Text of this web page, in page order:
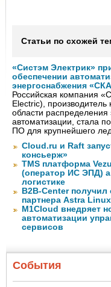
Статьи по схожей
«Систэм Электрик»
обеспечении
энергоснабжения
Российская компания
Electric),
области распределения
автоматизации, стала
ПО для крупнейшего
Cloud.ru и Raft
консьерж»
TMS платформа
(оператор ИС ЭПД)
логистике
B2B-Center получил
партнера Astra Linux
M1Cloud внедряет
автоматизации
сервисов
События